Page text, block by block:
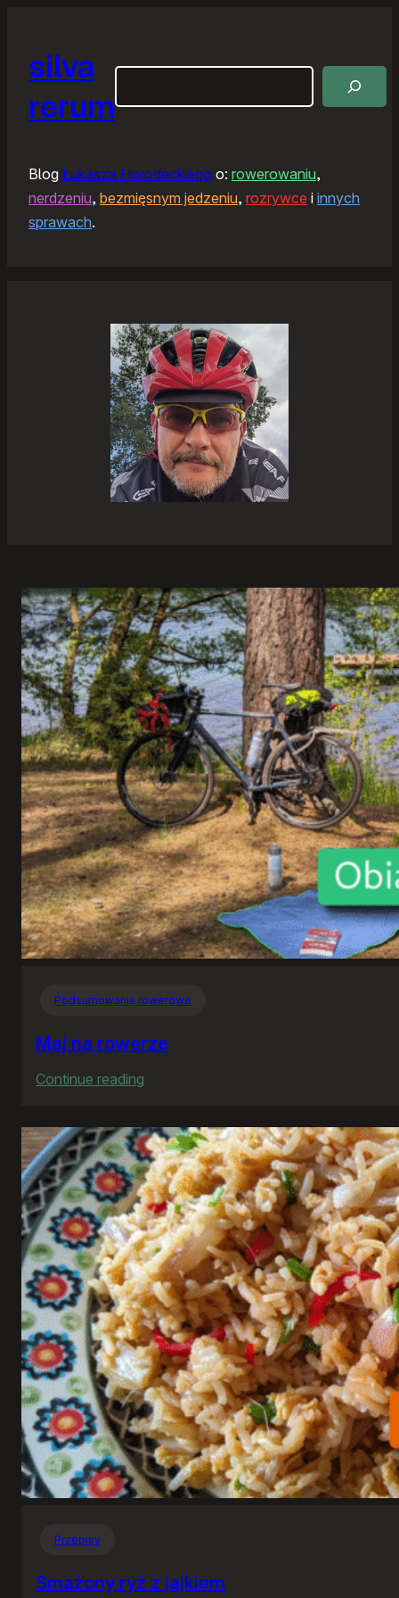
silva
rerum
Blog Łukasza Horodeckiego o: rowerowaniu,
nerdzeniu, bezmięsnym jedzeniu, rozrywce i innych
sprawach.
Podsumowania rowerowe
Maj na rowerze
Continue reading
na
rowerze
Przepisy
Smażony ryż z jajkiem